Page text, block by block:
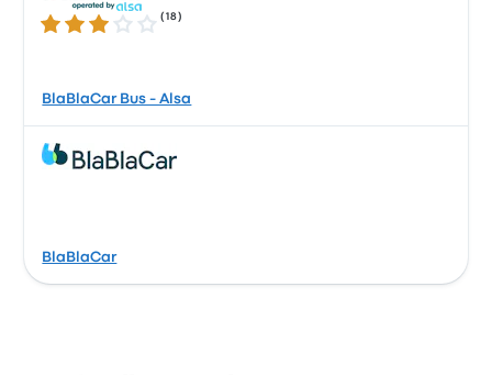
2.9 sur 5 étoiles(18 )
BlaBlaCar Bus - Alsa
BlaBlaCar